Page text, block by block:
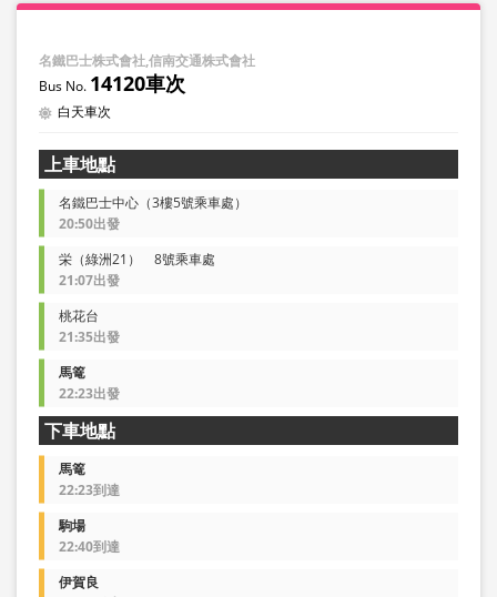
名鐵巴士株式會社,信南交通株式會社
14120車次
白天車次
上車地點
名鐵巴士中心（3樓5號乘車處）
20:50出發
栄（綠洲21） 8號乘車處
21:07出發
桃花台
21:35出發
馬篭
22:23出發
下車地點
馬篭
22:23到達
駒場
22:40到達
伊賀良